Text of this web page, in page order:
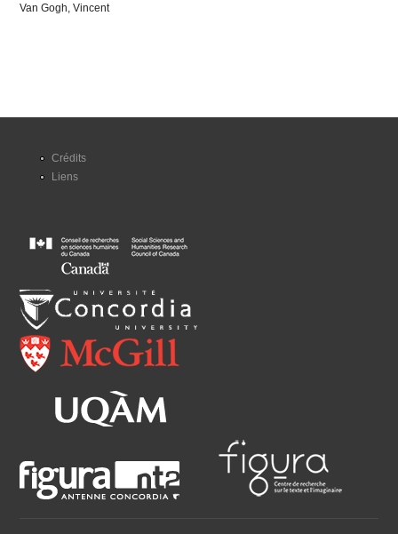
Van Gogh, Vincent
Crédits
Liens